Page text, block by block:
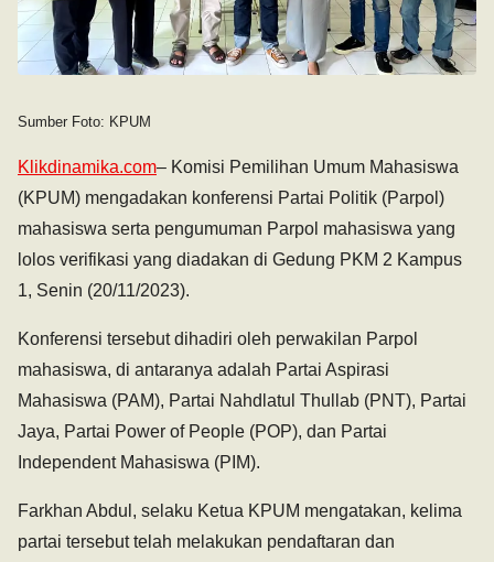
Sumber Foto: KPUM
Klikdinamika.com– Komisi Pemilihan Umum Mahasiswa
(KPUM) mengadakan konferensi Partai Politik (Parpol)
mahasiswa serta pengumuman Parpol mahasiswa yang
lolos verifikasi yang diadakan di Gedung PKM 2 Kampus
1, Senin (20/11/2023).
Konferensi tersebut dihadiri oleh perwakilan Parpol
mahasiswa, di antaranya adalah Partai Aspirasi
Mahasiswa (PAM), Partai Nahdlatul Thullab (PNT), Partai
Jaya, Partai Power of People (POP), dan Partai
Independent Mahasiswa (PIM).
Farkhan Abdul, selaku Ketua KPUM mengatakan, kelima
partai tersebut telah melakukan pendaftaran dan